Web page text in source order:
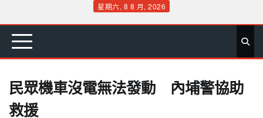
content
星期六, 8 8 月, 2026
首 要 娛 生 社 文 公 運 旅 政 地 專
民眾機車沒電無法發動 內埔警協助
救援